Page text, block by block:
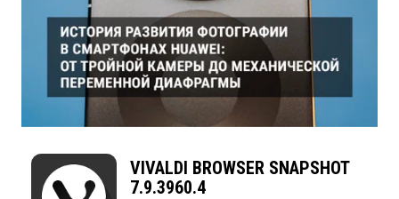
VIVALDI BROWSER SNAPSHOT
7.9.3960.4